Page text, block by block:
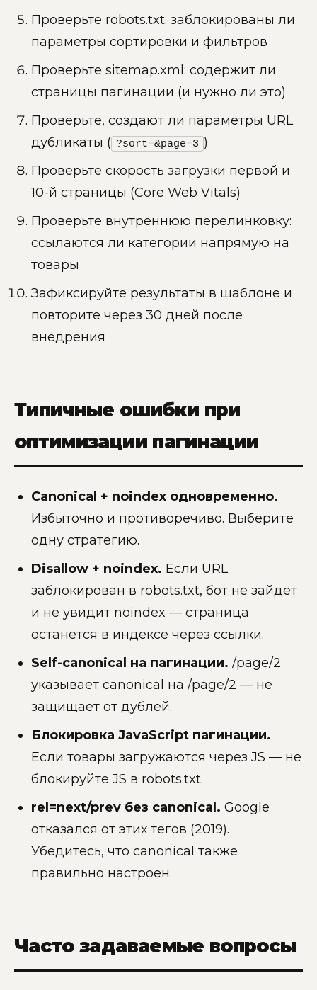
Проверьте robots.txt: заблокированы ли
параметры сортировки и фильтров
Проверьте sitemap.xml: содержит ли
страницы пагинации (и нужно ли это)
Проверьте, создают ли параметры URL
дубликаты ( ?sort=&page=3 )
Проверьте скорость загрузки первой и
10-й страницы (Core Web Vitals)
Проверьте внутреннюю перелинковку:
ссылаются ли категории напрямую на
товары
Зафиксируйте результаты в шаблоне и
повторите через 30 дней после
внедрения
Типичные ошибки при
оптимизации пагинации
Canonical + noindex одновременно.
Избыточно и противоречиво. Выберите
одну стратегию.
Disallow + noindex. Если URL
заблокирован в robots.txt, бот не зайдёт
и не увидит noindex — страница
останется в индексе через ссылки.
Self-canonical на пагинации. /page/2
указывает canonical на /page/2 — не
защищает от дублей.
Блокировка JavaScript пагинации.
Если товары загружаются через JS — не
блокируйте JS в robots.txt.
rel=next/prev без canonical. Google
отказался от этих тегов (2019).
Убедитесь, что canonical также
правильно настроен.
Часто задаваемые вопросы